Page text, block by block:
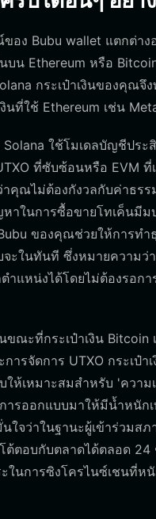
อง Bubu wallet แตกต่าง
บน Ethereum หรือ
กระเป๋าเงินของคุณจึ
งินที่ใช้ Ethereum เช่น
Solana ใช้โมเดลบัญชีปร
ที่ซับซ้อนหรือ EVM ที่
คุณไม่ต้องกังวลกับค่าธรร
าในการซื้อขายโทเค็นมีม
ของคุณช่วยให้การทำ
ะในทันที ซึ่งหมายความว่
ำแหน่งได้โดยไม่ต้องรอก
ขณะที่กระเป๋าเงิน Bitcoin
การจัดการ UTXO กระเป๋
ให้เหมาะสมสำหรับ 'ควา
ารออกแบบมาให้มีน้ำหนัก
ใจว่าในฐานะผู้เข้าร่วมส
ตอบกับตลาดได้ตลอด 24
ในการซิงโครไนซ์เชนที่ห